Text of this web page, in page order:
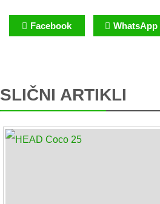
Facebook WhatsApp
SLIČNI ARTIKLI